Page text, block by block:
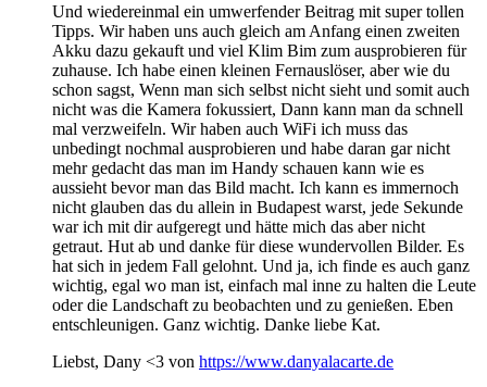
Und wiedereinmal ein umwerfender Beitrag mit super tollen
Tipps. Wir haben uns auch gleich am Anfang einen zweiten
Akku dazu gekauft und viel Klim Bim zum ausprobieren für
zuhause. Ich habe einen kleinen Fernauslöser, aber wie du
schon sagst, Wenn man sich selbst nicht sieht und somit auch
nicht was die Kamera fokussiert, Dann kann man da schnell
mal verzweifeln. Wir haben auch WiFi ich muss das
unbedingt nochmal ausprobieren und habe daran gar nicht
mehr gedacht das man im Handy schauen kann wie es
aussieht bevor man das Bild macht. Ich kann es immernoch
nicht glauben das du allein in Budapest warst, jede Sekunde
war ich mit dir aufgeregt und hätte mich das aber nicht
getraut. Hut ab und danke für diese wundervollen Bilder. Es
hat sich in jedem Fall gelohnt. Und ja, ich finde es auch ganz
wichtig, egal wo man ist, einfach mal inne zu halten die Leute
oder die Landschaft zu beobachten und zu genießen. Eben
entschleunigen. Ganz wichtig. Danke liebe Kat.
Liebst, Dany <3 von https://www.danyalacarte.de